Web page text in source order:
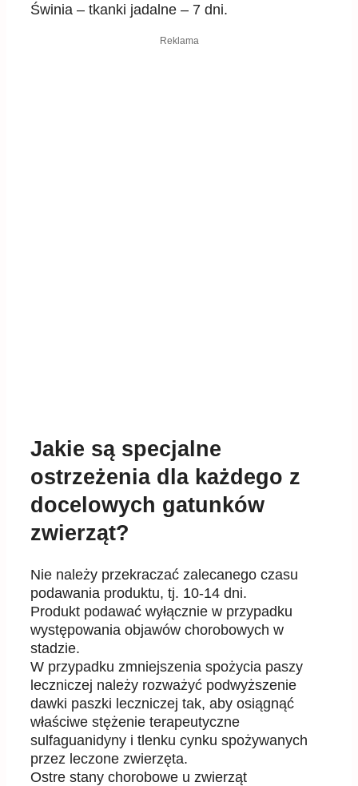
Świnia – tkanki jadalne – 7 dni.
Reklama
Jakie są specjalne
ostrzeżenia dla każdego z
docelowych gatunków
zwierząt?
Nie należy przekraczać zalecanego czasu
podawania produktu, tj. 10-14 dni.
Produkt podawać wyłącznie w przypadku
występowania objawów chorobowych w
stadzie.
W przypadku zmniejszenia spożycia paszy
leczniczej należy rozważyć podwyższenie
dawki paszki leczniczej tak, aby osiągnąć
właściwe stężenie terapeutyczne
sulfaguanidyny i tlenku cynku spożywanych
przez leczone zwierzęta.
Ostre stany chorobowe u zwierząt